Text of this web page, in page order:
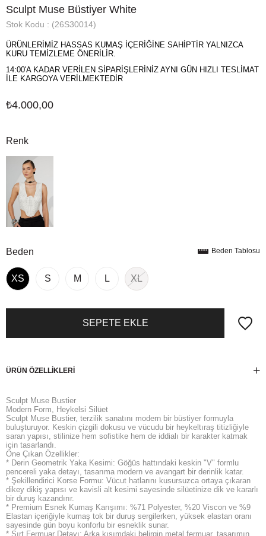
Sculpt Muse Büstiyer White
Stok Kodu (26S30014)
ÜRÜNLERİMİZ HASSAS KUMAŞ İÇERİĞİNE SAHİPTİR YALNIZCA
KURU TEMİZLEME ÖNERİLİR.
14:00'A KADAR VERİLEN SİPARİŞLERİNİZ AYNI GÜN HIZLI TESLİMAT
İLE KARGOYA VERİLMEKTEDİR
₺4.000,00
Renk
Beden
XS S M L XL
Beden Tablosu
ÜRÜN ÖZELLIKLERI
Sculpt Muse Bustier
Modern Form, Heykelsi Silüet
Sculpt Muse Bustier, terzilik sanatını modern bir büstiyer formuyla
buluşturuyor. Keskin çizgili dokusu ve vücudu bir heykeltıraş titizliğiyle
saran yapısı, stilinize hem sofistike hem de iddialı bir karakter katmak
için tasarlandı.
Öne Çıkan Özellikler:
* Derin Geometrik Yaka Kesimi: Göğüs hattındaki keskin "V" formlu
pencereli yaka detayı, tasarıma modern ve avangart bir derinlik katar.
* Şekillendirici Korse Formu: Vücut hatlarını kusursuzca ortaya çıkaran
dikey dikiş yapısı ve kavisli alt kesimi sayesinde silüetinize dik ve kararlı
bir duruş kazandırır.
* Premium Esnek Kumaş Karışımı: %71 Polyester, %20 Viscon ve %9
Elastan içeriğiyle kumaş tok bir duruş sergilerken, yüksek elastan oranı
sayesinde gün boyu konforlu bir esneklik sunar.
* Sırt Fermuar Detayı: Arka kısımdaki belirgin metal fermuar, tasarımın